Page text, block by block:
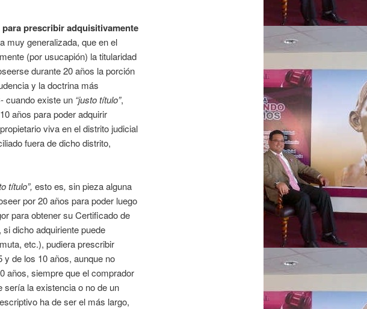
prescribir adquisitivamente
muy generalizada, que en el
(por usucapión) la titularidad
durante 20 años la porción
y la doctrina más
cuando existe un “justo título”,
años para poder adquirir
viva en el distrito judicial
fuera de dicho distrito,
título”, esto es, sin pieza alguna
por 20 años para poder luego
para obtener su Certificado de
dicho adquiriente puede
etc.), pudiera prescribir
de los 10 años, aunque no
años, siempre que el comprador
sería la existencia o no de un
ha de ser el más largo,